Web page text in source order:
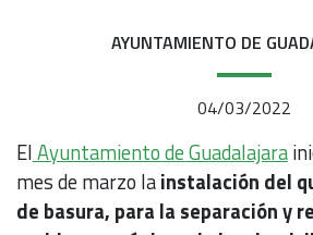
AYUNTAMIENTO DE
04/03/2022
ElAyuntamiento de Guadalajara
mes de marzo lainstalación del
de basura, para la separación y